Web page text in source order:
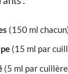
(150 ml
(15 ml par
(5 ml par